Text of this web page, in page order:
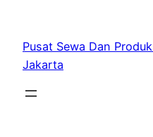
content
Pusat Sewa Dan
Jakarta